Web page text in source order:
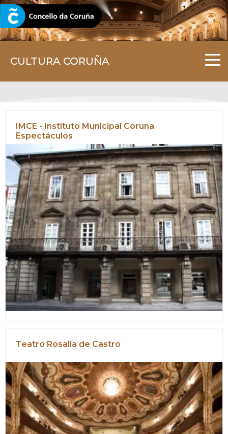
CULTURA CORUÑA
CORUNA.GAL
IMCE - Instituto Municipal Coruña
Espectáculos
Teatro Rosalía de Castro